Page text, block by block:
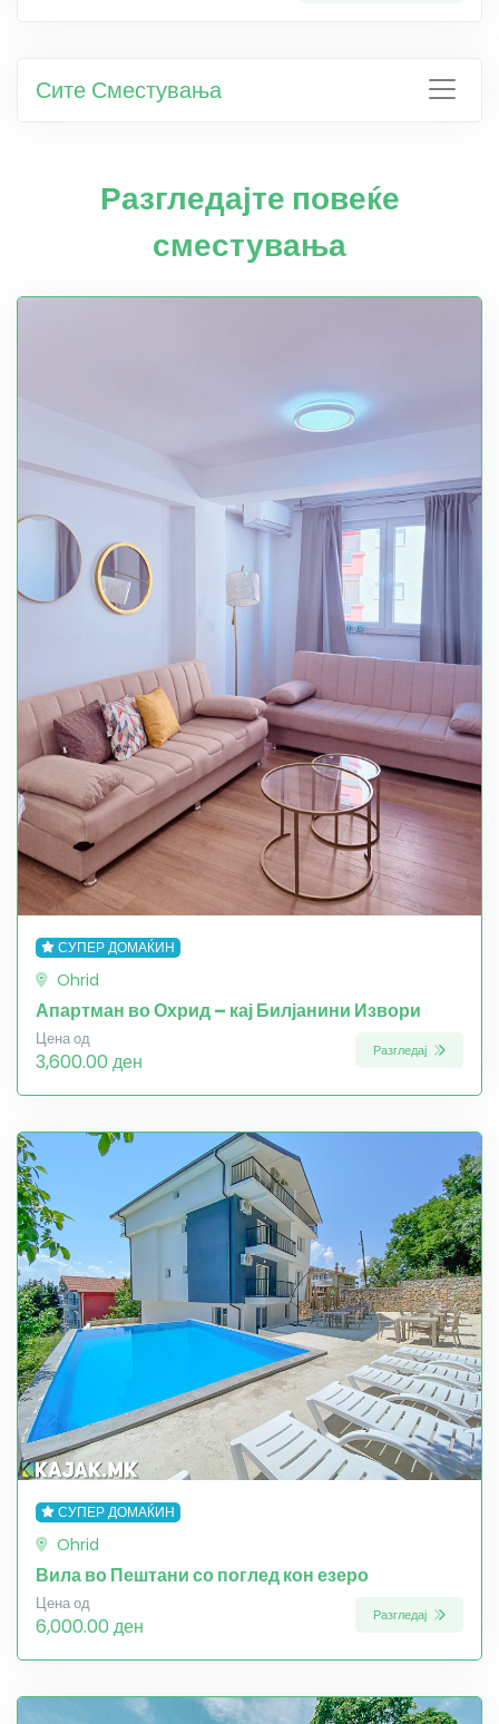
Сите Сместувања
Разгледајте повеќе
сместувања
СУПЕР ДОМАЌИН
Ohrid
Апартман во Охрид – кај Билјанини Извори
Цена од
3,600.00 ден Разгледај
СУПЕР ДОМАЌИН
Ohrid
Вила во Пештани со поглед кон езеро
Цена од
6,000.00 ден Разгледај